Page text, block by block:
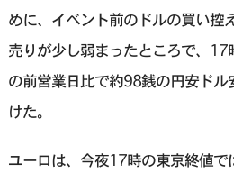
めに、イベント前のドルの買い控
売りが少し弱まったところで、
の前営業日比で約98銭の円安ド
けた。
ユーロは、今夜17時の東京終値